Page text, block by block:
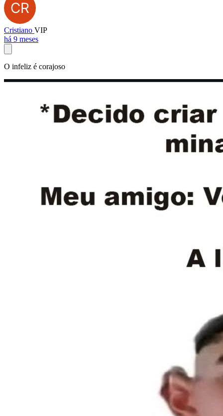
Cristiano VIP
há 9 meses
O infeliz é corajoso